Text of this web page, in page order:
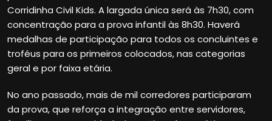
Corridinha Civil Kids. A largada única será às 7h30, com
concentração para a prova infantil às 8h30. Haverá
medalhas de participação para todos os concluintes e
troféus para os primeiros colocados, nas categorias
geral e por faixa etária.
No ano passado, mais de mil corredores participaram
da prova, que reforça a integração entre servidores,